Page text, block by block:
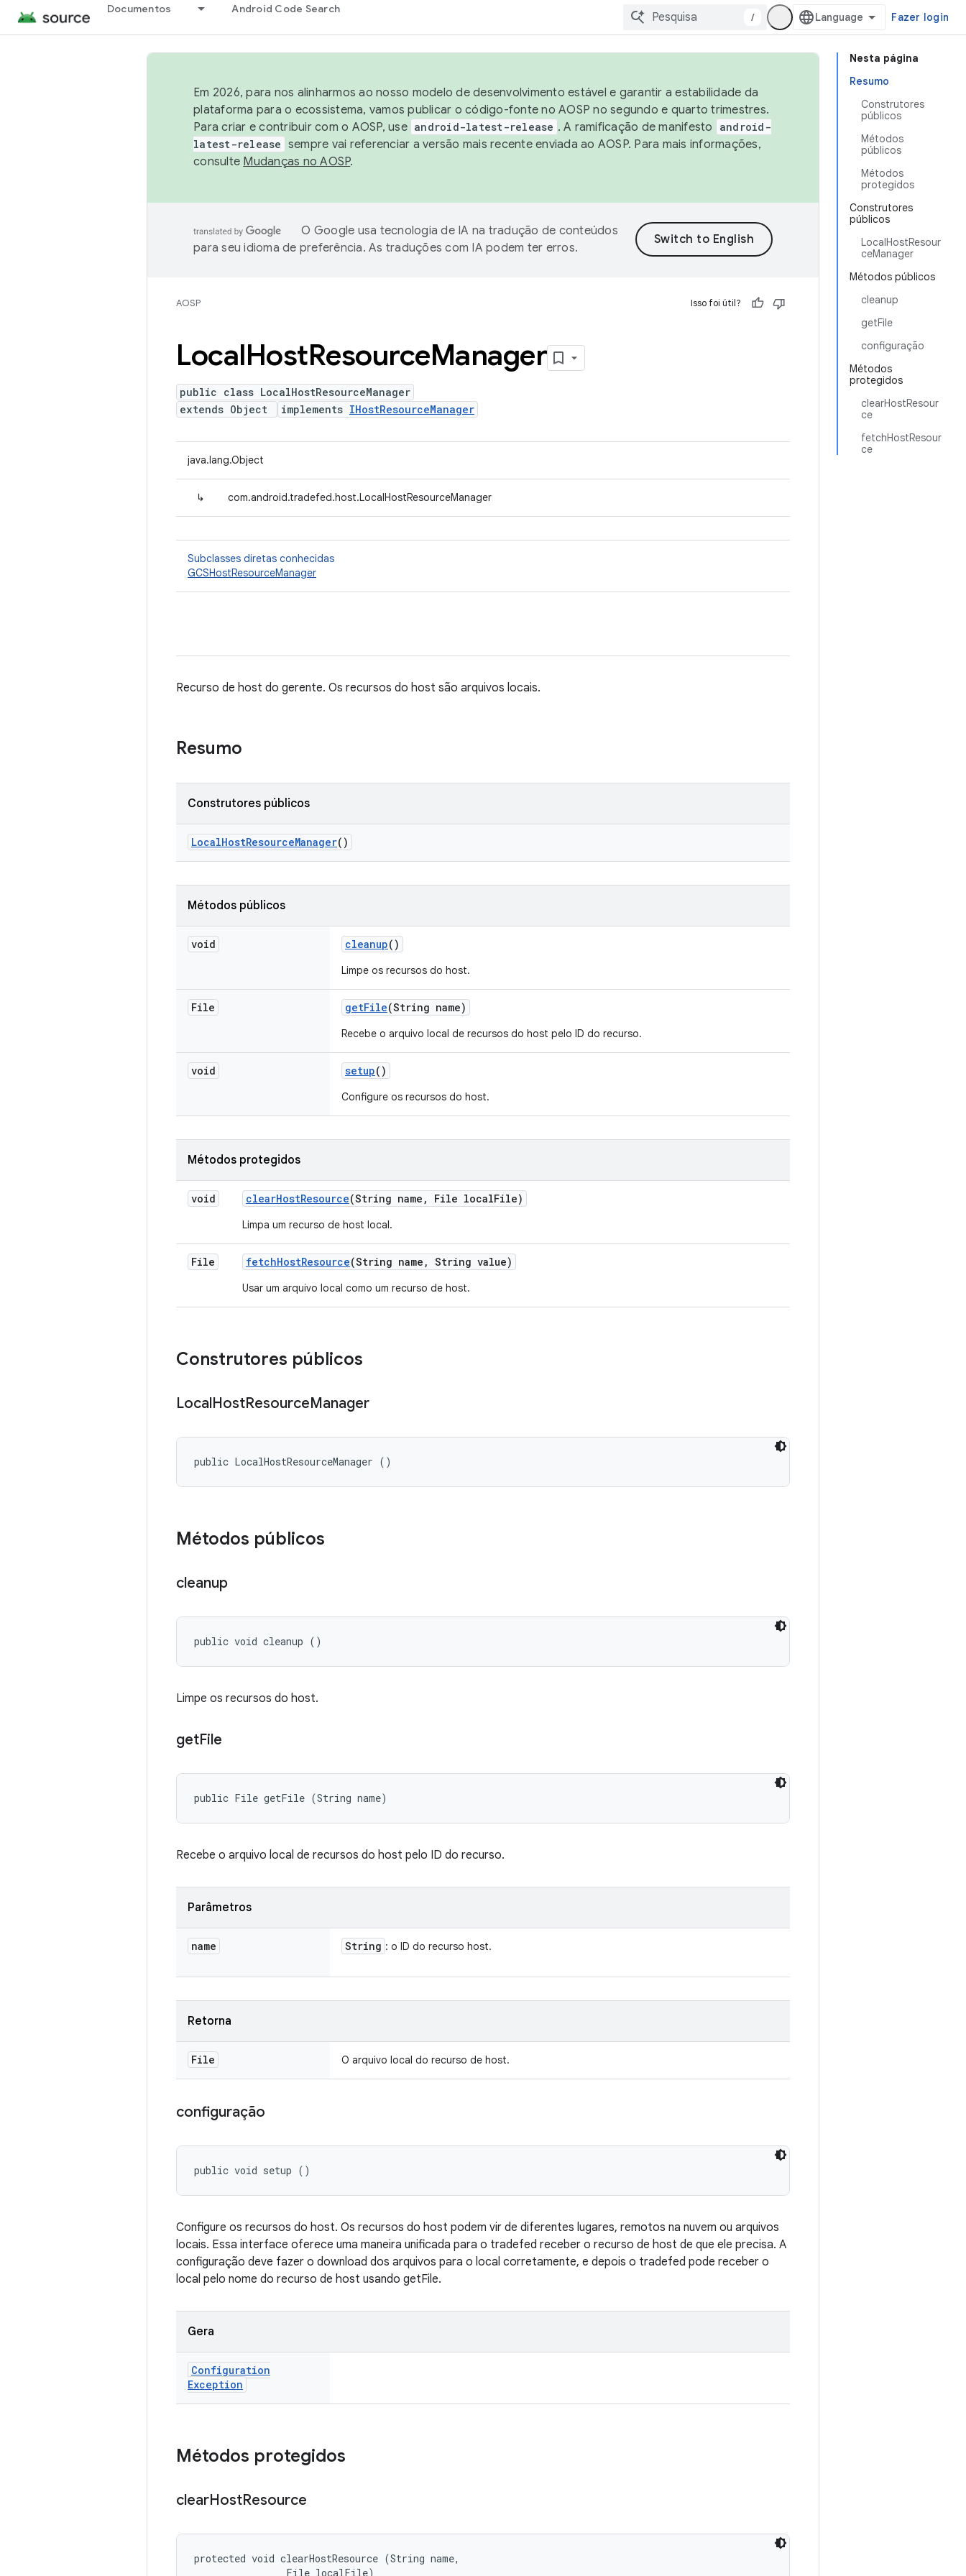
Documentos Android Code Search
/ Fazer login
Nesta página
Resumo
Construtores
públicos
Métodos
públicos
Métodos
protegidos
Construtores
públicos
LocalHostResour
ceManager
Métodos públicos
cleanup
getFile
configuração
Métodos
protegidos
clearHostResour
ce
fetchHostResour
ce
Em 2026, para nos alinharmos ao nosso modelo de desenvolvimento estável e garantir a estabilidade da
plataforma para o ecossistema, vamos publicar o código-fonte no AOSP no segundo e quarto trimestres.
Para criar e contribuir com o AOSP, use android-latest-release . A ramificação de manifesto
android-
latest-release sempre vai referenciar a versão mais recente enviada ao AOSP. Para mais informações,
consulte Mudanças no AOSP.
O Google usa tecnologia de IA na tradução de conteúdos
para seu idioma de preferência. As traduções com IA podem ter erros.
AOSP Isso foi útil?
LocalHostResourceManager
public class LocalHostResourceManager
extends Object
implements IHostResourceManager
java.lang.Object
↳ com.android.tradefed.host.LocalHostResourceManager
Subclasses diretas conhecidas
GCSHostResourceManager
Recurso de host do gerente. Os recursos do host são arquivos locais.
Resumo
Construtores públicos
LocalHostResourceManager()
Métodos públicos
void cleanup()
Limpe os recursos do host.
File getFile(String name)
Recebe o arquivo local de recursos do host pelo ID do recurso.
void setup()
Configure os recursos do host.
Métodos protegidos
void clearHostResource(String name , File localFile)
Limpa um recurso de host local.
File fetchHostResource(String name , String value)
Usar um arquivo local como um recurso de host.
Construtores públicos
LocalHostResourceManager
public LocalHostResourceManager ()
Métodos públicos
cleanup
public void cleanup ()
Limpe os recursos do host.
getFile
public File getFile (String name)
Recebe o arquivo local de recursos do host pelo ID do recurso.
Parâmetros
name String : o ID do recurso host.
Retorna
File O arquivo local do recurso de host.
configuração
public void setup ()
Configure os recursos do host. Os recursos do host podem vir de diferentes lugares, remotos na nuvem ou arquivos
locais. Essa interface oferece uma maneira unificada para o tradefed receber o recurso de host de que ele precisa. A
configuração deve fazer o download dos arquivos para o local corretamente, e depois o tradefed pode receber o
local pelo nome do recurso de host usando getFile.
Gera
Configuration
Exception
Métodos protegidos
clearHostResource
protected void clearHostResource (String name,
                File localFile)